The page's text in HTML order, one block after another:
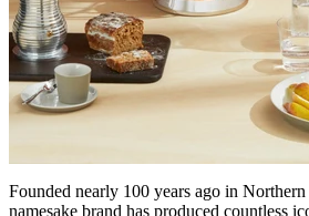
Founded nearly 100 years ago in
namesake brand has produced countless